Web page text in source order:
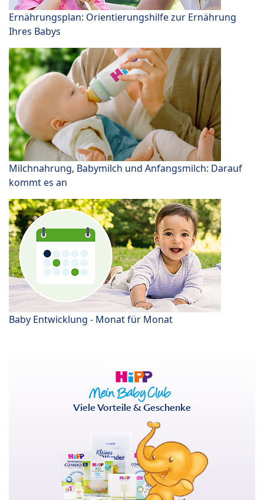
Ernährungsplan: Orientierungshilfe zur Ernährung
Ihres Babys
Milchnahrung, Babymilch und Anfangsmilch: Darauf
kommt es an
Baby Entwicklung - Monat für Monat
Viele Vorteile & Geschenke